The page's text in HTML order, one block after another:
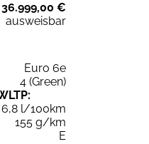
36.999,00 €
ausweisbar
Euro 6e
4 (Green)
6,8 l/100km
155 g/km
E